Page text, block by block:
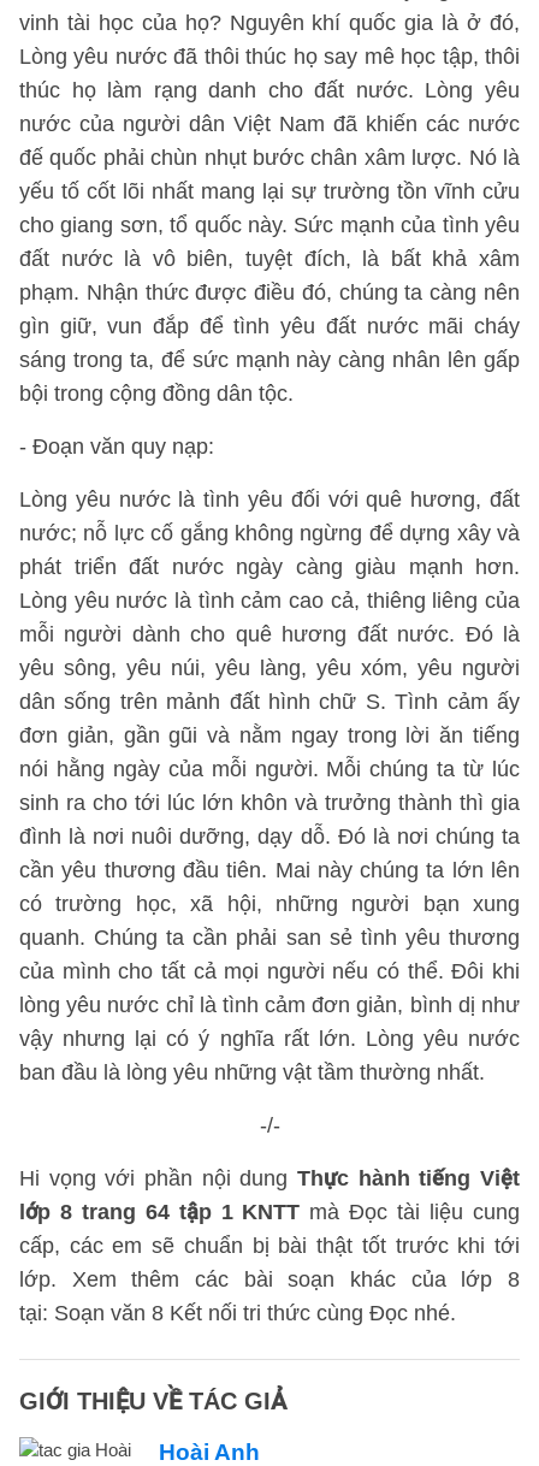
vinh tài học của họ? Nguyên khí quốc gia là ở đó,
Lòng yêu nước đã thôi thúc họ say mê học tập, thôi
thúc họ làm rạng danh cho đất nước. Lòng yêu
nước của người dân Việt Nam đã khiến các nước
đế quốc phải chùn nhụt bước chân xâm lược. Nó là
yếu tố cốt lõi nhất mang lại sự trường tồn vĩnh cửu
cho giang sơn, tổ quốc này. Sức mạnh của tình yêu
đất nước là vô biên, tuyệt đích, là bất khả xâm
phạm. Nhận thức được điều đó, chúng ta càng nên
gìn giữ, vun đắp để tình yêu đất nước mãi cháy
sáng trong ta, để sức mạnh này càng nhân lên gấp
bội trong cộng đồng dân tộc.
- Đoạn văn quy nạp:
Lòng yêu nước là tình yêu đối với quê hương, đất
nước; nỗ lực cố gắng không ngừng để dựng xây và
phát triển đất nước ngày càng giàu mạnh hơn.
Lòng yêu nước là tình cảm cao cả, thiêng liêng của
mỗi người dành cho quê hương đất nước. Đó là
yêu sông, yêu núi, yêu làng, yêu xóm, yêu người
dân sống trên mảnh đất hình chữ S. Tình cảm ấy
đơn giản, gần gũi và nằm ngay trong lời ăn tiếng
nói hằng ngày của mỗi người. Mỗi chúng ta từ lúc
sinh ra cho tới lúc lớn khôn và trưởng thành thì gia
đình là nơi nuôi dưỡng, dạy dỗ. Đó là nơi chúng ta
cần yêu thương đầu tiên. Mai này chúng ta lớn lên
có trường học, xã hội, những người bạn xung
quanh. Chúng ta cần phải san sẻ tình yêu thương
của mình cho tất cả mọi người nếu có thể. Đôi khi
lòng yêu nước chỉ là tình cảm đơn giản, bình dị như
vậy nhưng lại có ý nghĩa rất lớn. Lòng yêu nước
ban đầu là lòng yêu những vật tầm thường nhất.
-/-
Hi vọng với phần nội dung Thực hành tiếng Việt
lớp 8 trang 64 tập 1 KNTT mà Đọc tài liệu cung
cấp, các em sẽ chuẩn bị bài thật tốt trước khi tới
lớp. Xem thêm các bài soạn khác của lớp 8
tại: Soạn văn 8 Kết nối tri thức cùng Đọc nhé.
GIỚI THIỆU VỀ TÁC GIẢ
Hoài Anh